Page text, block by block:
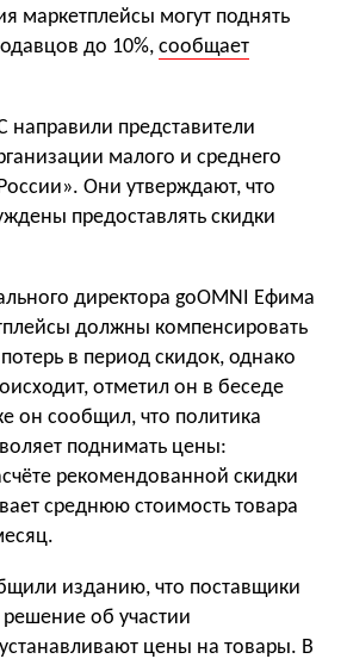
маркетплейсы могут поднять
до 10%, сообщает
представители
малого и среднего
Они утверждают, что
предоставлять скидки
директора goOMNI Ефима
должны компенсировать
в период скидок, однако
отметил он в беседе
он сообщил, что политика
поднимать цены:
рекомендованной скидки
среднюю стоимость товара
изданию, что поставщики
об участии
цены на товары. В